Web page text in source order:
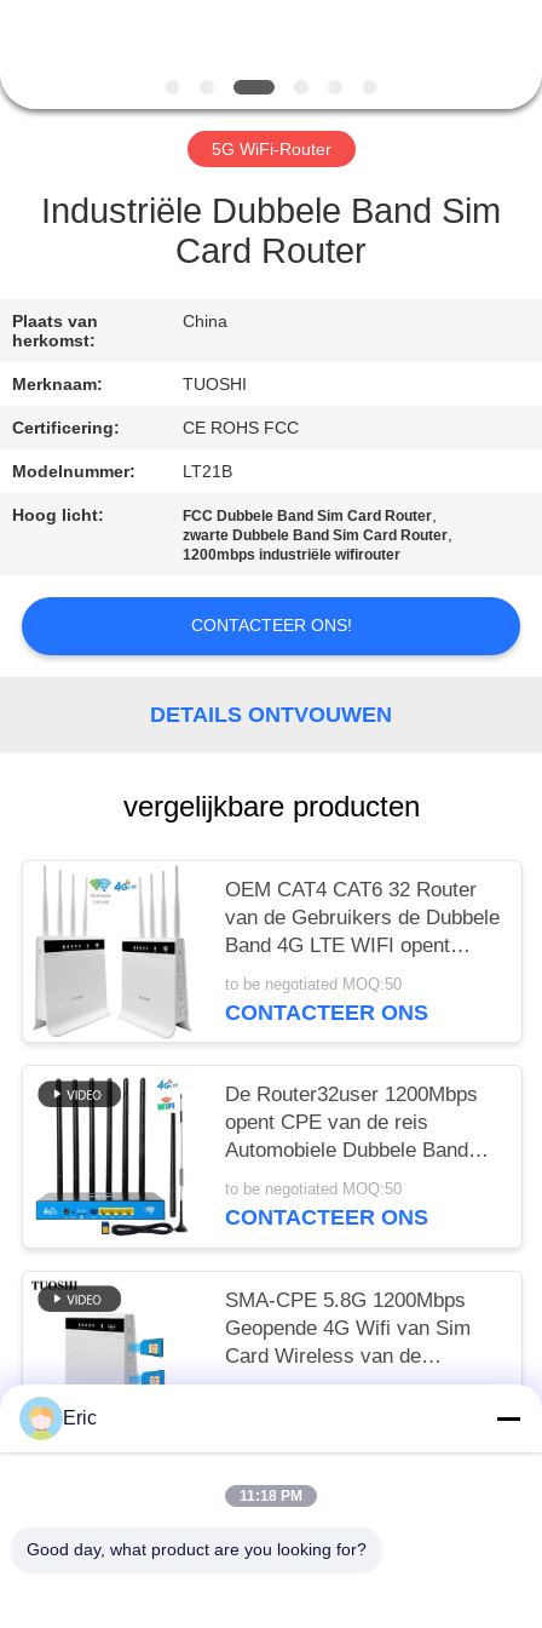
NIEUWS
GEVALLEN
OM EEN
CITAAT
VR
SITEMAP
POLICY
5G WiFi-Router
Industriële Dubbele Band Sim
Card Router
Plaats van
herkomst:
China
Merknaam: TUOSHI
Certificering: CE ROHS FCC
Modelnummer: LT21B
Hoog licht: FCC Dubbele Band Sim Card Router,
zwarte Dubbele Band Sim Card Router,
1200mbps industriële wifirouter
CONTACTEER ONS!
DETAILS ONTVOUWEN
vergelijkbare producten
OEM CAT4 CAT6 32 Router
van de Gebruikers de Dubbele
Band 4G LTE WIFI opent
1200mbps-CPE van het
Bandslot
to be negotiated MOQ:50
CONTACTEER ONS
De Router32user 1200Mbps
opent CPE van de reis
Automobiele Dubbele Band
5G Draadloze LTE FDD TDD
to be negotiated MOQ:50
CONTACTEER ONS
SMA-CPE 5.8G 1200Mbps
Geopende 4G Wifi van Sim
Card Wireless van de
Antennehaven Dubbele Router
Eric
11:18 PM
Good day, what product are you looking for?